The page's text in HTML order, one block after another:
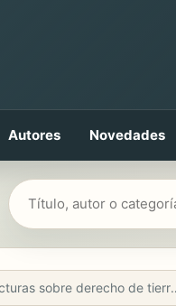
Autores Novedades
Buscar libros
Lecturas